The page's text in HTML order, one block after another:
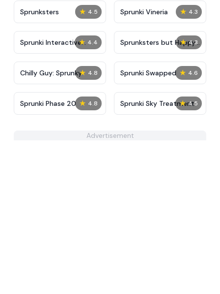
★ 4.5
Sprunksters ★ 4.3
Sprunki Vineria
★ 4.4
Sprunki Interactive
Tunner
★ 4.3
Sprunksters but Happy
Tree Friends
★ 4.8
Chilly Guy: Sprunky ★ 4.6
Sprunki Swapped
★ 4.8
Sprunki Phase 20 ★ 4.5
Sprunki Sky Treatment
Advertisement